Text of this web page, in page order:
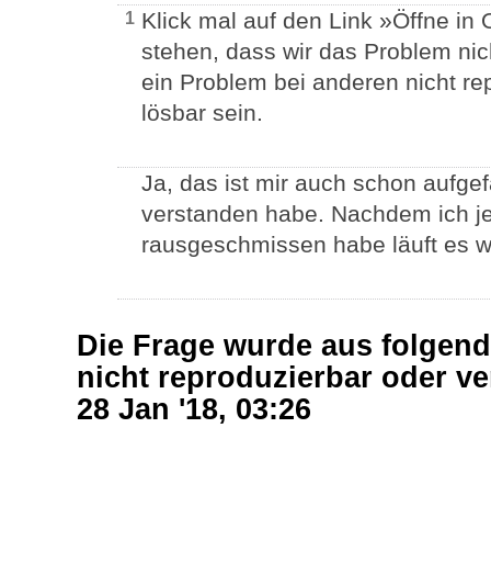
1 Klick mal auf den Link »Öffne in
stehen, dass wir das Problem
ein Problem bei anderen nicht
lösbar sein.
Ja, das ist mir auch schon
verstanden habe. Nachdem ich
rausgeschmissen habe läuft es
Die Frage wurde aus
nicht reproduzierbar oder
28 Jan '18, 03:26